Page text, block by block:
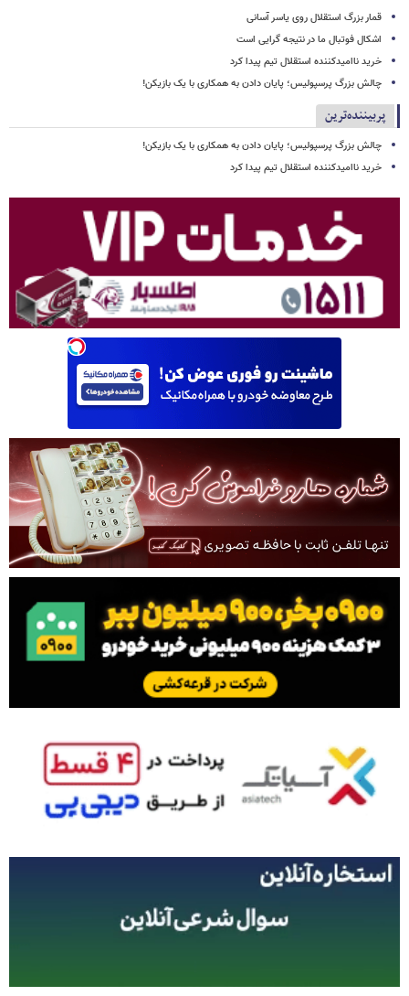
قمار بزرگ استقلال روی یاسر آسانی
اشکال فوتبال ما در نتیجه گرایی است
خرید ناامیدکننده استقلال تیم پیدا کرد
چالش بزرگ پرسپولیس؛ پایان دادن به همکاری با یک بازیکن!
پربیننده‌ترین
چالش بزرگ پرسپولیس؛ پایان دادن به همکاری با یک بازیکن!
خرید ناامیدکننده استقلال تیم پیدا کرد